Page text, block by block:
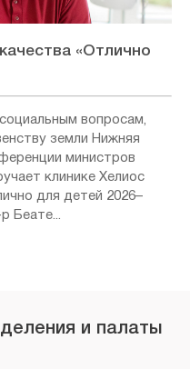
«Отлично
вопросам,
земли Нижняя
министров
клинике Хелиос
для детей 2026–
Беате...
и палаты